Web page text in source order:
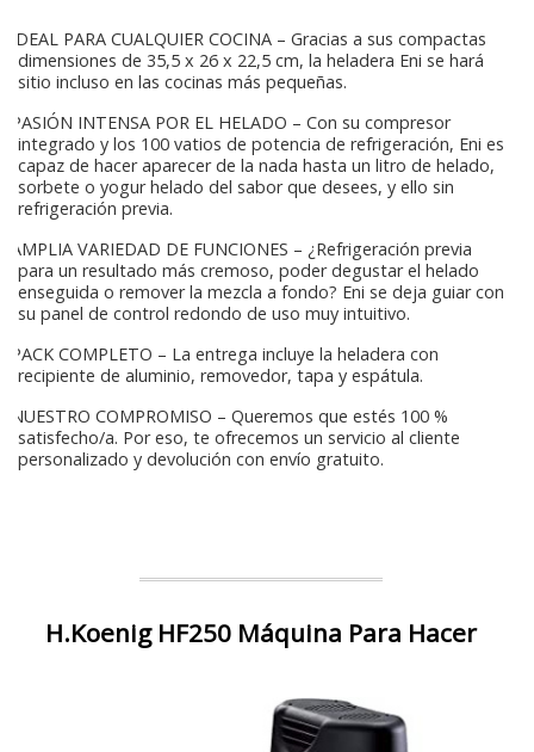
IDEAL PARA CUALQUIER COCINA – Gracias a sus compactas
dimensiones de 35,5 x 26 x 22,5 cm, la heladera Eni se hará
sitio incluso en las cocinas más pequeñas.
PASIÓN INTENSA POR EL HELADO – Con su compresor
integrado y los 100 vatios de potencia de refrigeración, Eni es
capaz de hacer aparecer de la nada hasta un litro de helado,
sorbete o yogur helado del sabor que desees, y ello sin
refrigeración previa.
AMPLIA VARIEDAD DE FUNCIONES – ¿Refrigeración previa
para un resultado más cremoso, poder degustar el helado
enseguida o remover la mezcla a fondo? Eni se deja guiar con
su panel de control redondo de uso muy intuitivo.
PACK COMPLETO – La entrega incluye la heladera con
recipiente de aluminio, removedor, tapa y espátula.
NUESTRO COMPROMISO – Queremos que estés 100 %
satisfecho/a. Por eso, te ofrecemos un servicio al cliente
personalizado y devolución con envío gratuito.
H.Koenig HF250 Máquina Para Hacer